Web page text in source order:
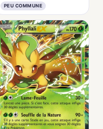
PEU COMMUNE